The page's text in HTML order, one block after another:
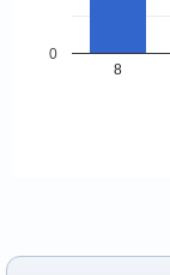
8
0